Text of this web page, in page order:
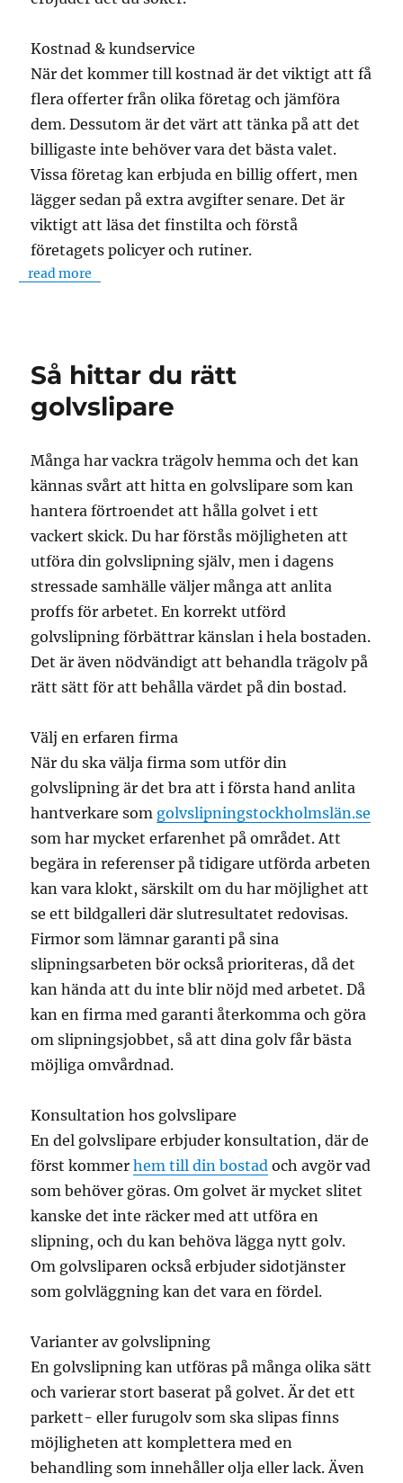
Kostnad & kundservice
När det kommer till kostnad är det viktigt att få
flera offerter från olika företag och jämföra
dem. Dessutom är det värt att tänka på att det
billigaste inte behöver vara det bästa valet.
Vissa företag kan erbjuda en billig offert, men
lägger sedan på extra avgifter senare. Det är
viktigt att läsa det finstilta och förstå
företagets policyer och rutiner.
read more
Så hittar du rätt
golvslipare
Många har vackra trägolv hemma och det kan
kännas svårt att hitta en golvslipare som kan
hantera förtroendet att hålla golvet i ett
vackert skick. Du har förstås möjligheten att
utföra din golvslipning själv, men i dagens
stressade samhälle väljer många att anlita
proffs för arbetet. En korrekt utförd
golvslipning förbättrar känslan i hela bostaden.
Det är även nödvändigt att behandla trägolv på
rätt sätt för att behålla värdet på din bostad.
Välj en erfaren firma
När du ska välja firma som utför din
golvslipning är det bra att i första hand anlita
hantverkare som golvslipningstockholmslän.se
som har mycket erfarenhet på området. Att
begära in referenser på tidigare utförda arbeten
kan vara klokt, särskilt om du har möjlighet att
se ett bildgalleri där slutresultatet redovisas.
Firmor som lämnar garanti på sina
slipningsarbeten bör också prioriteras, då det
kan hända att du inte blir nöjd med arbetet. Då
kan en firma med garanti återkomma och göra
om slipningsjobbet, så att dina golv får bästa
möjliga omvårdnad.
Konsultation hos golvslipare
En del golvslipare erbjuder konsultation, där de
först kommerhem till din bostad och avgör vad
som behöver göras. Om golvet är mycket slitet
kanske det inte räcker med att utföra en
slipning, och du kan behöva lägga nytt golv.
Om golvsliparen också erbjuder sidotjänster
som golvläggning kan det vara en fördel.
Varianter av golvslipning
En golvslipning kan utföras på många olika sätt
och varierar stort baserat på golvet. Är det ett
parkett- eller furugolv som ska slipas finns
möjligheten att komplettera med en
behandling som innehåller olja eller lack. Även